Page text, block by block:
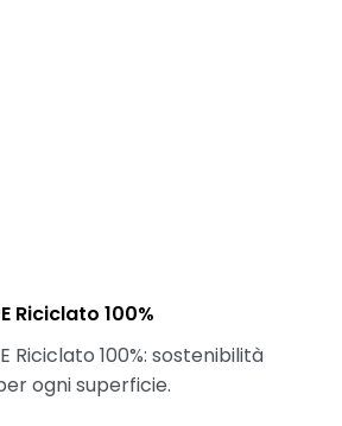
Riciclato 100%
Riciclato 100%: sostenibilità
ogni superficie.